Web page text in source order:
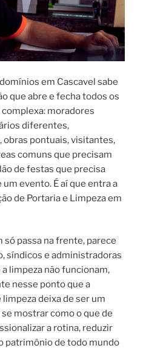
em Cascavel sabe
que abre e fecha todos os
moradores
diferentes,
pontuais, visitantes,
comuns que precisam
de festas que precisa
evento. É aí que entra a
de Portaria e Limpeza em
só passa na frente, parece
síndicos e administradoras
limpeza não funcionam,
nesse ponto que a
deixa de ser um
se mostrar como o que de
a rotina, reduzir
patrimônio de todo mundo